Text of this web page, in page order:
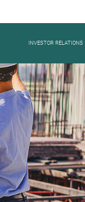
INVESTOR RELATIONS